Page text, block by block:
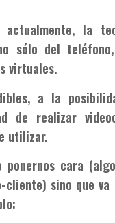
actualmente, la
sólo del
virtuales.
a la
de realizar
utilizar.
cara
cliente) sino que